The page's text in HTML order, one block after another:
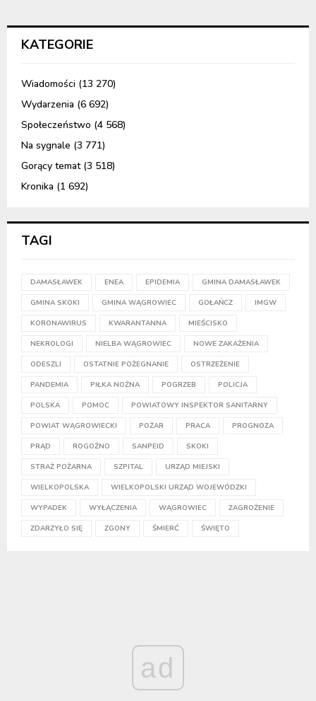
KATEGORIE
Wiadomości (13 270)
Wydarzenia (6 692)
Społeczeństwo (4 568)
Na sygnale (3 771)
Gorący temat(3 518)
Kronika (1 692)
TAGI
DAMASŁAWEK ENEA EPIDEMIA GMINA DAMASŁAWEK
GMINA SKOKI GMINA WĄGROWIEC GOŁAŃCZ IMGW
KORONAWIRUS KWARANTANNA MIEŚCISKO
NEKROLOGI NIELBA WĄGROWIEC NOWE ZAKAŻENIA
ODESZLI OSTATNIE POŻEGNANIE OSTRZEŻENIE
PANDEMIA PIŁKA NOŻNA POGRZEB POLICJA
POLSKA POMOC POWIATOWY INSPEKTOR SANITARNY
POWIAT WĄGROWIECKI POŻAR PRACA PROGNOZA
PRĄD ROGOŹNO SANPEID SKOKI
STRAŻ POŻARNA SZPITAL URZĄD MIEJSKI
WIELKOPOLSKA WIELKOPOLSKI URZĄD WOJEWÓDZKI
WYPADEK WYŁĄCZENIA WĄGROWIEC ZAGROŻENIE
ZDARZYŁO SIĘ ZGONY ŚMIERĆ ŚWIĘTO
ad